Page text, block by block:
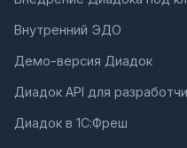
Внутренний ЭДО
Демо-версия Диадок
Диадок API для
Диадок в 1С:Фреш